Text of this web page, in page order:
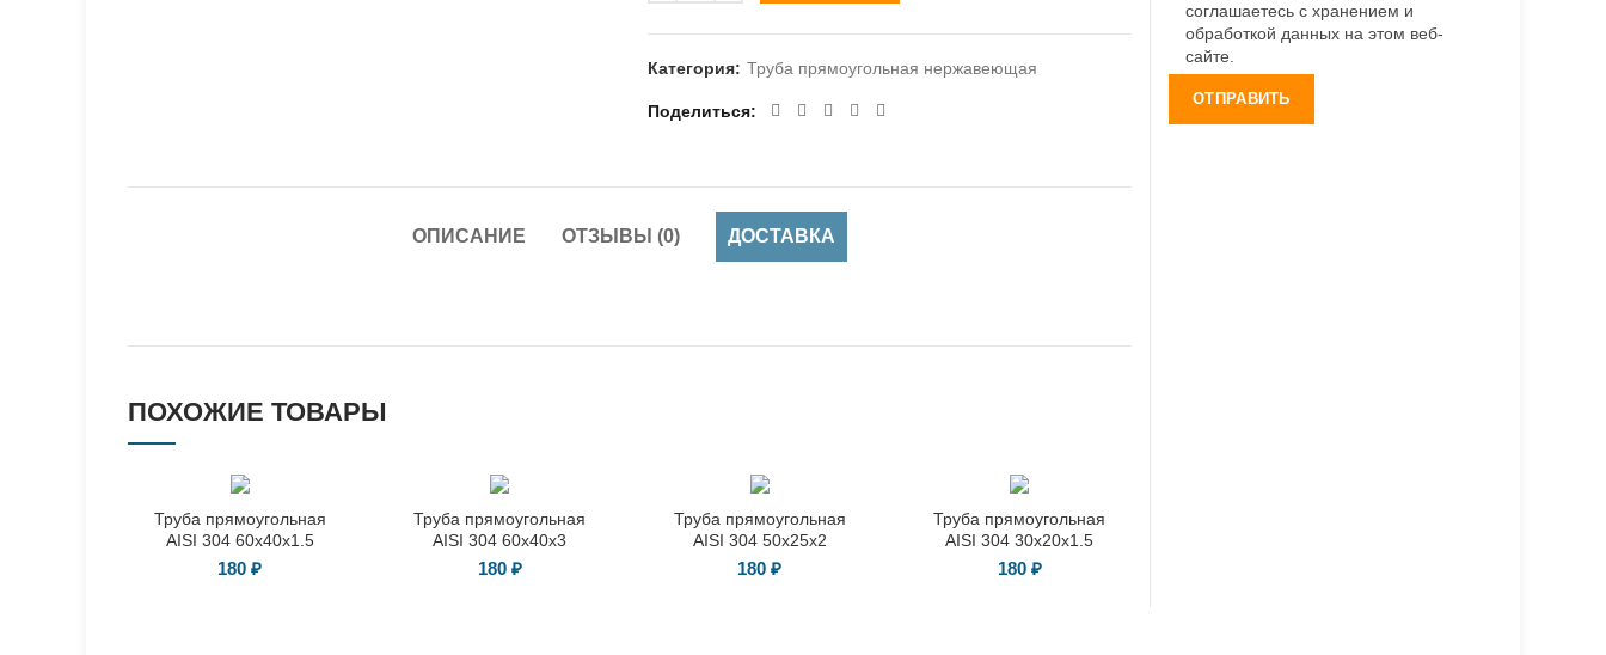
Категория: Труба прямоугольная нержавеющая
Поделиться
ОПИСАНИЕ ОТЗЫВЫ (0) ДОСТАВКА
ПОХОЖИЕ ТОВАРЫ
Труба прямоугольная
AISI 304 60х40х1.5
180₽
Труба прямоугольная
AISI 304 60х40х3
180 ₽
Труба прямоугольная
AISI 304 50х25х2
180₽
Труба прямоугольная
AISI 304 30х20х1.5
180 ₽
соглашаетесь с хранением и
обработкой данных на этом веб-
сайте.